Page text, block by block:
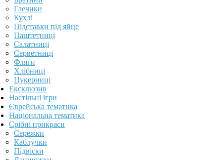
Глечики
Кухлі
Підставки під яйце
Паштетниці
Салатниці
Серветниці
Фляги
Хлібниці
Цукерниці
Ексклюзив
Настільні ігри
Єврейська тематика
Національна тематика
Срібні прикраси
Сережки
Каблучки
Підвіски